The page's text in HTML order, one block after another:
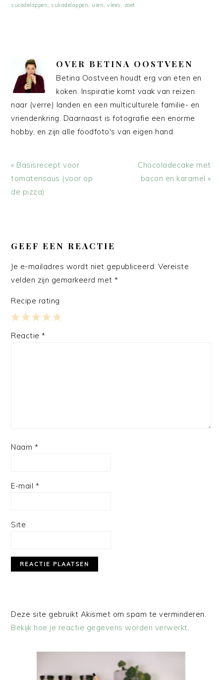
sucadelappen, sukadelappen, uien,vlees , zoet
OVER BETINA OOSTVEEN
Betina Oostveen houdt erg van eten en
koken. Inspiratie komt vaak van reizen
naar (verre) landen en een multiculturele familie- en
vriendenkring. Daarnaast is fotografie een enorme
hobby, en zijn alle foodfoto's van eigen hand.
Vorig
bericht:
« Basisrecept voor
tomatensaus (voor op
de pizza)
Volgend
bericht:
Chocoladecake met
bacon en karamel »
INTERACTIES
GEEF EEN REACTIE
Je e-mailadres wordt niet gepubliceerd. Vereiste
velden zijn gemarkeerd met*
Recipe rating
4
3
2
1
Reactie*
Naam *
E-mail *
Site
Deze site gebruikt Akismet om spam te verminderen.
Bekijk hoe je reactie gegevens worden verwerkt.